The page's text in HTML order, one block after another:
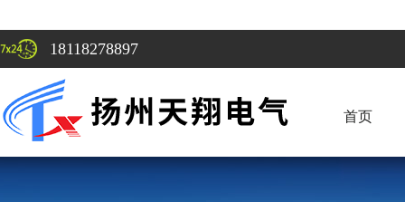
18118278897
首页